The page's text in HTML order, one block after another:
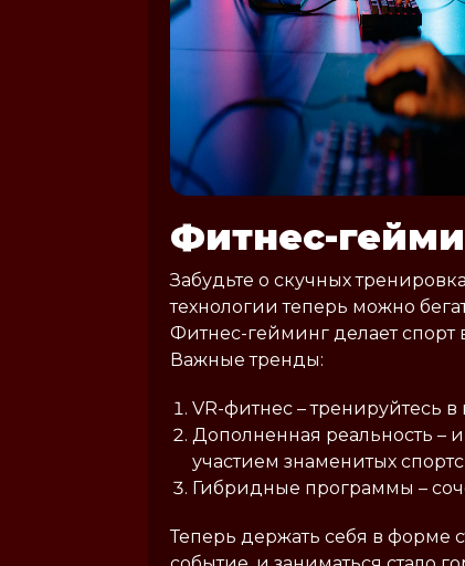
Фитнес-
Забудьте о скучных
технологии теперь можно
Фитнес-гейминг делает спорт
Важные тренды:
VR-фитнес – тренируйтесь
Дополненная реальность –
участием знаменитых
Гибридные программы –
Теперь держать себя в форме